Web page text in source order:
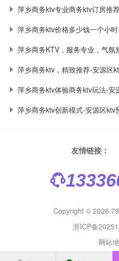
萍乡商务ktv专业商务ktv订房推荐-
萍乡商务ktv价格多少钱一个小
萍乡商务KTV，服务专业，气氛热情
萍乡商务ktv，精致推荐-安源区
萍乡商务ktv体验商务ktv玩法-安
萍乡商务ktv创新模式-安源区ktv
友情链接：
Copyright © 2026
浙ICP备
网站